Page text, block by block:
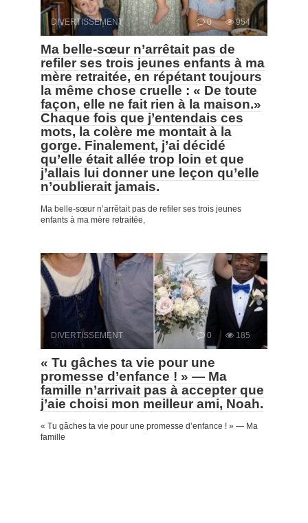
DIVERTISSEMENT 0 954
Ma belle-sœur n’arrêtait pas de
refiler ses trois jeunes enfants à ma
mère retraitée, en répétant toujours
la même chose cruelle : « De toute
façon, elle ne fait rien à la maison.»
Chaque fois que j’entendais ces
mots, la colère me montait à la
gorge. Finalement, j’ai décidé
qu’elle était allée trop loin et que
j’allais lui donner une leçon qu’elle
n’oublierait jamais.
Ma belle-sœur n’arrêtait pas de refiler ses trois jeunes
enfants à ma mère retraitée,
DIVERTISSEMENT 0 185
« Tu gâches ta vie pour une
promesse d’enfance ! » — Ma
famille n’arrivait pas à accepter que
j’aie choisi mon meilleur ami, Noah.
« Tu gâches ta vie pour une promesse d’enfance ! » — Ma
famille